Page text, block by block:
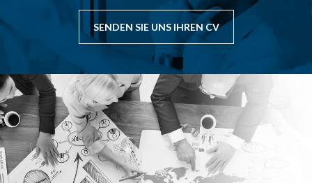
SENDEN SIE UNS IHREN CV